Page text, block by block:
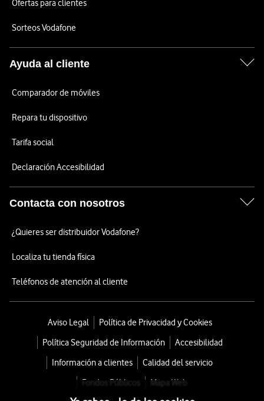
Ofertas para clientes
Sorteos Vodafone
Ayuda al cliente
Comparador de móviles
Repara tu dispositivo
Tarifa social
Declaración Accesibilidad
Contacta con nosotros
¿Quieres ser distribuidor Vodafone?
Localiza tu tienda física
Teléfonos de atención al cliente
Aviso Legal
Política de Privacidad y Cookies
Política Seguridad de Información
Accesibilidad
Información a clientes
Calidad del servicio
Fondos Públicos
Mapa Web